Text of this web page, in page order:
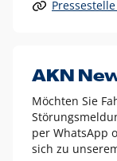
Alle anderen
Diese
dem AKN
weißes
schwarzes
AKN
Möchten Sie
per WhatsApp
sich zu